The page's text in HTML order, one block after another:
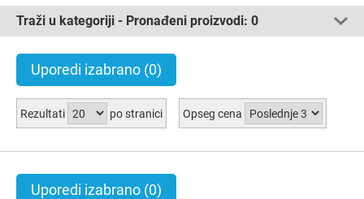
Traži u kategoriji - Pronađeni proizvodi: 0
Uporedi izabrano (0)
Rezultati po stranici Opseg cena
Uporedi izabrano (0)